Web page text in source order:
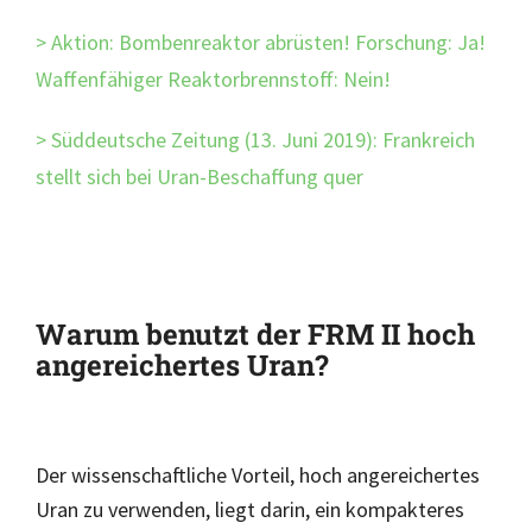
Aktion: Bombenreaktor abrüsten! Forschung: Ja!
Waffenfähiger Reaktorbrennstoff: Nein!
Süddeutsche Zeitung (13. Juni 2019): Frankreich
stellt sich bei Uran-Beschaffung quer
Warum benutzt der FRM II hoch
angereichertes Uran?
Der wissenschaftliche Vorteil, hoch angereichertes
Uran zu verwenden, liegt darin, ein kompakteres